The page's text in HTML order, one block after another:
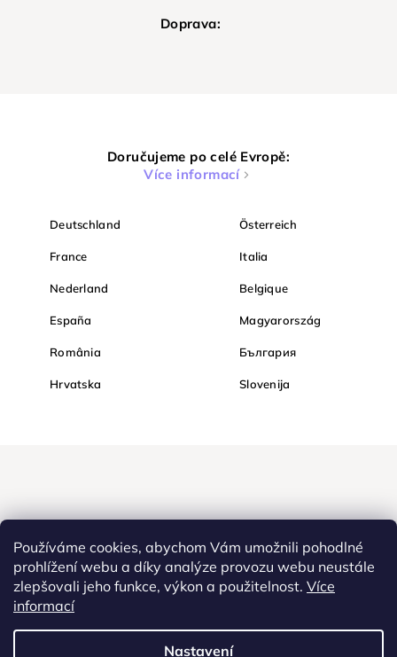
Používáme cookies, abychom Vám umožnili pohodlné
prohlížení webu a díky analýze provozu webu neustále
zlepšovali jeho funkce, výkon a použitelnost. Více
informací
Nastavení
Doprava:
Doručujeme po celé Evropě:
Více informací
Deutschland Österreich
France Italia
Nederland Belgique
España Magyarország
România България
Hrvatska Slovenija
Nakupujte na Diamondi bezpečně a bez obav. Díky HTTPS